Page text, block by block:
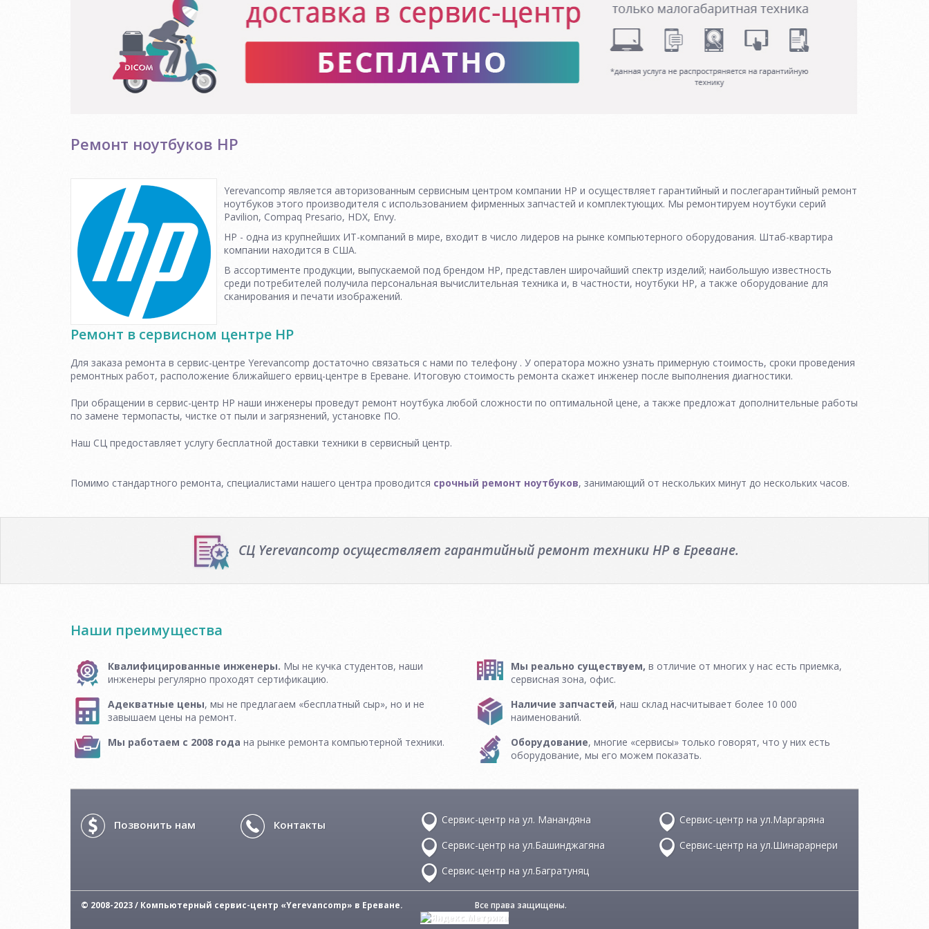
Ремонт ноутбуков HP
Yerevancomp является авторизованным сервисным центром компании HP и осуществляет гарантийный и послегарантийный ремонт
ноутбуков этого производителя с использованием фирменных запчастей и комплектующих. Мы ремонтируем ноутбуки серий
Pavilion, Compaq Presario, HDX, Envy.
HP - одна из крупнейших ИТ-компаний в мире, входит в число лидеров на рынке компьютерного оборудования. Штаб-квартира
компании находится в США.
В ассортименте продукции, выпускаемой под брендом HP, представлен широчайший спектр изделий; наибольшую известность
среди потребителей получила персональная вычислительная техника и, в частности, ноутбуки HP, а также оборудование для
сканирования и печати изображений.
Ремонт в сервисном центре HP
Для заказа ремонта в сервис-центре Yerevancomp достаточно связаться с нами по телефону . У оператора можно узнать примерную стоимость, сроки проведения
ремонтных работ, расположение ближайшего ервиц-центре в Ереване. Итоговую стоимость ремонта скажет инженер после выполнения диагностики.
При обращении в сервис-центр HP наши инженеры проведут ремонт ноутбука любой сложности по оптимальной цене, а также предложат дополнительные работы
по замене термопасты, чистке от пыли и загрязнений, установке ПО.
Наш СЦ предоставляет услугу бесплатной доставки техники в сервисный центр.
Помимо стандартного ремонта, специалистами нашего центра проводится срочный ремонт ноутбуков, занимающий от нескольких минут до нескольких часов.
СЦ Yerevancomp осуществляет гарантийный ремонт техники HP в Ереване.
Наши преимущества
Квалифицированные инженеры. Мы не кучка студентов, наши
инженеры регулярно проходят сертификацию.
Мы реально существуем, в отличие от многих у нас есть приемка,
сервисная зона, офис.
Адекватные цены, мы не предлагаем «бесплатный сыр», но и не
завышаем цены на ремонт.
Наличие запчастей, наш склад насчитывает более 10 000
наименований.
Мы работаем с 2008 года на рынке ремонта компьютерной техники. Оборудование, многие «сервисы» только говорят, что у них есть
оборудование, мы его можем показать.
Позвонить нам Контакты Сервис-центр на ул. Манандяна
Сервис-центр на ул.Маргаряна
Сервис-центр на ул.Башинджагяна
Сервис-центр на ул.Шинарарнери
Сервис-центр на ул.Багратуняц
© 2008-2023 / Компьютерный сервис-центр «Yerevancomp» в Ереване. Все права защищены.